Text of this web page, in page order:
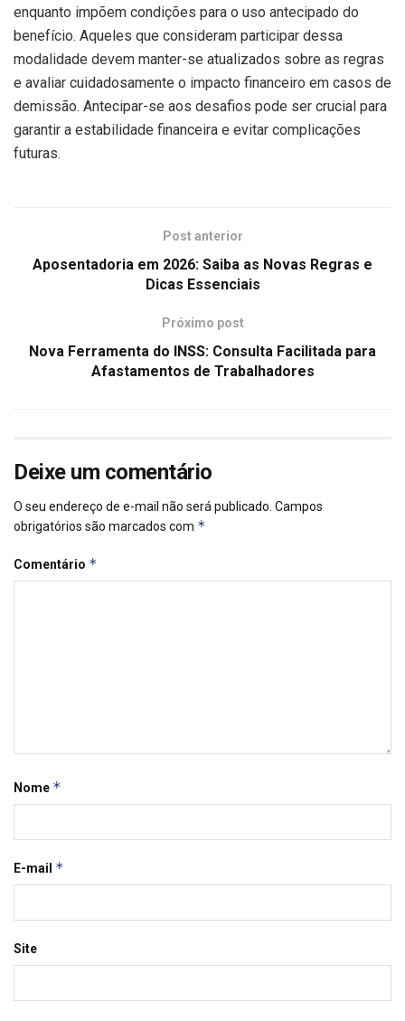
enquanto impõem condições para o uso antecipado do
benefício. Aqueles que consideram participar dessa
modalidade devem manter-se atualizados sobre as regras
e avaliar cuidadosamente o impacto financeiro em casos de
demissão. Antecipar-se aos desafios pode ser crucial para
garantir a estabilidade financeira e evitar complicações
futuras.
Post anterior
Aposentadoria em 2026: Saiba as Novas Regras e
Dicas Essenciais
Próximo post
Nova Ferramenta do INSS: Consulta Facilitada para
Afastamentos de Trabalhadores
Deixe um comentário
O seu endereço de e-mail não será publicado. Campos
obrigatórios são marcados com *
Comentário *
Nome *
E-mail *
Site